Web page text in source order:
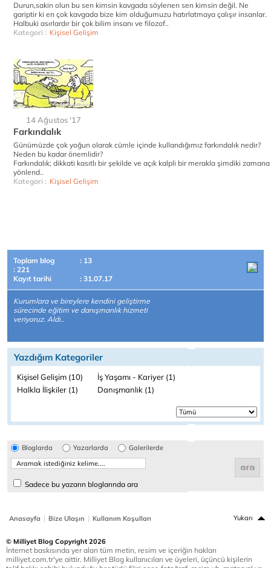
Durun,sakin olun bu sen kimsin kavgada söylenen sen kimsin değil. Ne
gariptir ki en çok kavgada bize kim olduğumuzu hatırlatmaya çalışır insanlar.
Halbuki asırlardır bir çok bilim insanı ve filozof..
Kategori : Kişisel Gelişim
14 Ağustos '17
Farkındalık
Günümüzde çok yoğun olarak cümle içinde kullandığımız farkındalık nedir?
Neden bu kadar önemlidir?
Farkındalık; dikkati kasıtlı bir şekilde ve açık kalpli bir merakla şimdiki zamana
yönlend..
Kategori : Kişisel Gelişim
Toplam blog
: 13
: 221
Kayıt tarihi
: 31.07.17
Kurumlara ve bireylere kendini geliştirme
sürecinde eğitim ve danışmanlık hizmeti
veriyoruz. Aldı..
Yazdığım Kategoriler
Kişisel Gelişim (10)
İş Yaşamı - Kariyer (1)
Halkla İlişkiler (1)
Danışmanlık (1)
Bloglarda Yazarlarda Galerilerde
Sadece bu yazarın bloglarında ara
Anasayfa | Bize Ulaşın | Kullanım Koşulları Yukarı
© Milliyet Blog Copyright 2026
İnternet baskısında yer alan tüm metin, resim ve içeriğin hakları
milliyet.com.tr'ye aittir. Milliyet Blog kullanıcıları ve üyeleri, üçüncü kişilerin